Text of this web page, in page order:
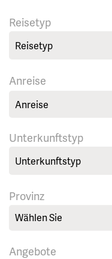
Reisetyp
Anreise
Unterkunftstyp
Provinz
Wählen Sie
Angebote